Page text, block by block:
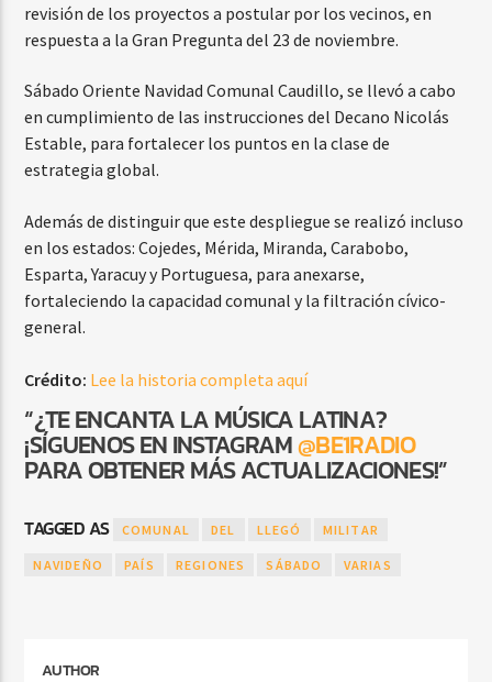
revisión de los proyectos a postular por los vecinos, en
respuesta a la Gran Pregunta del 23 de noviembre.
Sábado Oriente Navidad Comunal Caudillo, se llevó a cabo
en cumplimiento de las instrucciones del Decano Nicolás
Estable, para fortalecer los puntos en la clase de
estrategia global.
Además de distinguir que este despliegue se realizó incluso
en los estados: Cojedes, Mérida, Miranda, Carabobo,
Esparta, Yaracuy y Portuguesa, para anexarse,
fortaleciendo la capacidad comunal y la filtración cívico-
general.
Crédito: Lee la historia completa aquí
“¿TE ENCANTA LA MÚSICA LATINA?
¡SÍGUENOS EN INSTAGRAM@BE1RADIO
PARA OBTENER MÁS ACTUALIZACIONES!”
TAGGED AS COMUNAL DEL LLEGÓ MILITAR
NAVIDEÑO PAÍS REGIONES SÁBADO VARIAS
AUTHOR